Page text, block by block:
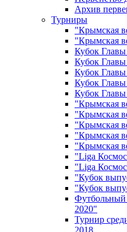
Архив
Турниры
"Крымская
"Крымская
Кубок
Кубок
Кубок
Кубок
Кубок
"Крымская
"Крымская
"Крымская
"Крымская
"Крымская
"Liga
"Liga
"Кубок
"Кубок
Футбольный
2020"
Турнир
2018